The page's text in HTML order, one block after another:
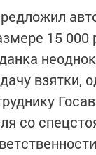
15
взятки,
со